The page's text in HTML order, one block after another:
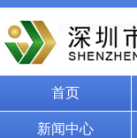
首页
新闻中心